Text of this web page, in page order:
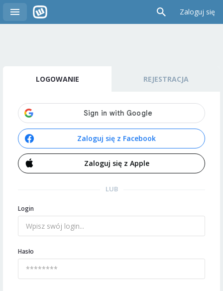
Zaloguj się
LOGOWANIE REJESTRACJA
Zaloguj się z Facebook
Zaloguj się z Apple
LUB
Login
Hasło